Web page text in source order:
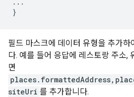
}
필드 마스크에 데이터 유형을 추가하
다. 예를 들어 응답에 레스토랑 주소,
면
siteUri 를 추가합니다.